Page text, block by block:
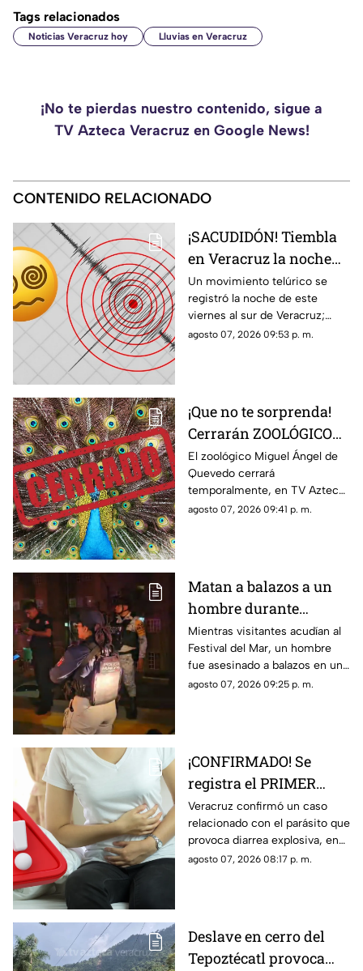
Tags relacionados
Noticias Veracruz hoy Lluvias en Veracruz
¡No te pierdas nuestro contenido, sigue a
TV Azteca Veracruz en Google News!
CONTENIDO RELACIONADO
¡SACUDIDÓN! Tiembla
en Veracruz la noche
de HOY viernes 7 de
agosto del 2026; ¿cuál
fue la magnitud y
epicentro?
Un movimiento telúrico se
registró la noche de este
viernes al sur de Veracruz;
habitantes de la zona pudieron
agosto 07, 2026 09:53 p. m.
¡Que no te sorprenda!
Cerrarán ZOOLÓGICO
en Veracruz; ¿será
definitivo?
El zoológico Miguel Ángel de
Quevedo cerrará
temporalmente, en TV Azteca
Veracruz te contamos los
agosto 07, 2026 09:41 p. m.
Matan a balazos a un
hombre durante
inauguración del
Festival del Mar en
Coatzacoalcos
Mientras visitantes acudían al
Festival del Mar, un hombre
fue asesinado a balazos en una
colonia de Coatzacoalcos, en
agosto 07, 2026 09:25 p. m.
¡CONFIRMADO! Se
registra el PRIMER
CASO de ‘diarrea
explosiva’ en Veracruz;
esto sabemos
Veracruz confirmó un caso
relacionado con el parásito que
provoca diarrea explosiva, en
TV Azteca Veracruz te
agosto 07, 2026 08:17 p. m.
Deslave en cerro del
Tepoztécatl provoca